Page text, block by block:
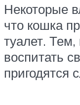
Некоторые
что кошка
туалет.
воспитать
пригодятся